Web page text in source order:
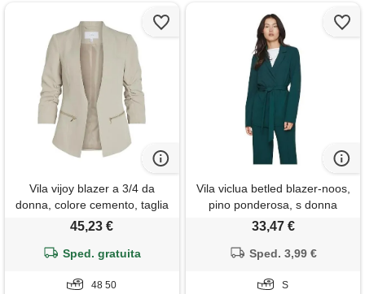
Vila vijoy blazer a 3/4 da
donna, colore cemento, taglia
48, cemento. , 48
45,23 €
Sped. gratuita
48 50
Vila viclua betled blazer-noos,
pino ponderosa, s donna
33,47 €
Sped. 3,99 €
S